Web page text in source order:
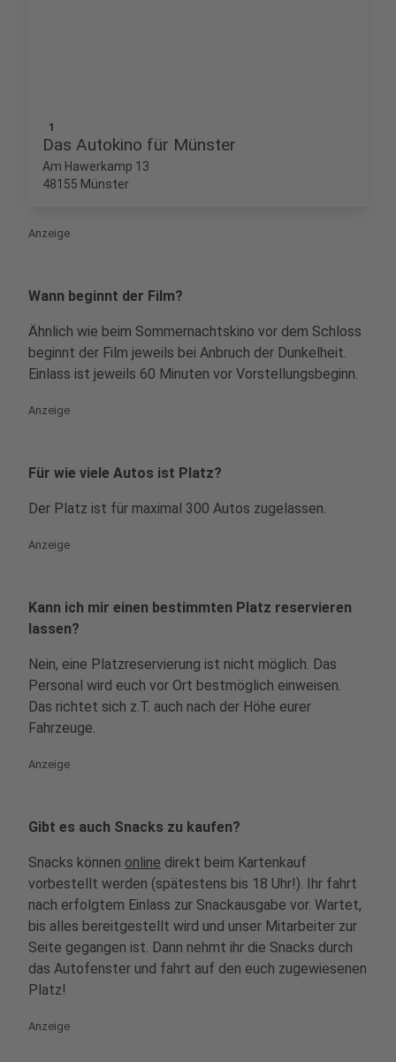
1
Das Autokino für Münster
Am Hawerkamp 13
48155 Münster
Anzeige
Wann beginnt der Film?
Ähnlich wie beim Sommernachtskino vor dem Schloss
beginnt der Film jeweils bei Anbruch der Dunkelheit.
Einlass ist jeweils 60 Minuten vor Vorstellungsbeginn.
Anzeige
Für wie viele Autos ist Platz?
Der Platz ist für maximal 300 Autos zugelassen.
Anzeige
Kann ich mir einen bestimmten Platz reservieren
lassen?
Nein, eine Platzreservierung ist nicht möglich. Das
Personal wird euch vor Ort bestmöglich einweisen.
Das richtet sich z.T. auch nach der Höhe eurer
Fahrzeuge.
Anzeige
Gibt es auch Snacks zu kaufen?
Snacks können online direkt beim Kartenkauf
vorbestellt werden (spätestens bis 18 Uhr!). Ihr fahrt
nach erfolgtem Einlass zur Snackausgabe vor. Wartet,
bis alles bereitgestellt wird und unser Mitarbeiter zur
Seite gegangen ist. Dann nehmt ihr die Snacks durch
das Autofenster und fahrt auf den euch zugewiesenen
Platz!
Anzeige